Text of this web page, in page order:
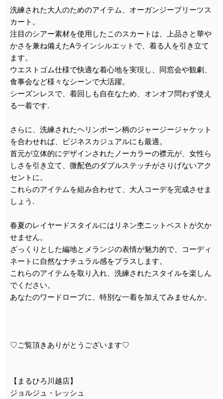
洗練された大人のためのアイテム、オーガンジープリーツス
カート。
注目のシアー素材を使用したこのスカートは、上品さと華や
かさを兼ね備えたAラインシルエットで、着る人を引き立て
ます。
ウエストゴム仕様で快適な着心地を実現し、同窓会や観劇、
食事会など様々なシーンで大活躍。
シーズンレスで、着回しも自在なため、オンオフ問わず使え
る一着です.
さらに、洗練されたヘリンボーン柄のジャージージャケット
を合わせれば、ビジネスカジュアルにも最適。
首元が立体的にデザインされたノーカラーの襟元が、女性ら
しさを引き立て、微配色のダブルステッチがさりげないアク
セントに。
これらのアイテムを組み合わせて、大人コーデを完成させま
しょう.
春夏のレイヤードスタイルにはリネン杢ニットベストが欠か
せません。
ざっくりとした編地とメランジの表情が魅力的で、コーディ
ネートに自然なナチュラル感をプラスします。
これらのアイテムを取り入れ、洗練されたスタイルを楽しん
でください。
あなたのワードローブに、特別な一着を加えてみませんか。
♡ご覧頂きありがとうございます♡
【まるひろ川越店】
ジョルジュ・レッシュ